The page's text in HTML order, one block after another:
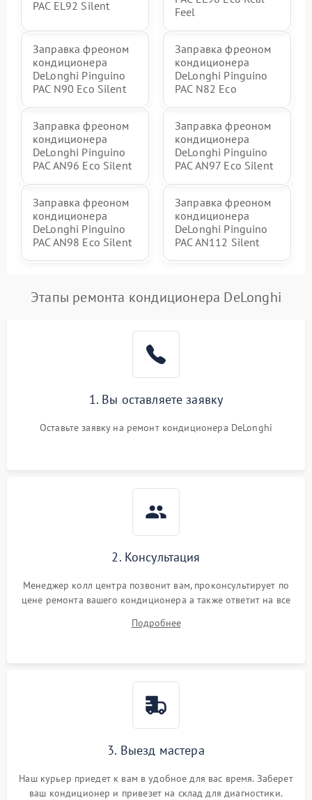
PAC EL92 Silent
Feel
Заправка фреоном
кондиционера
DeLonghi Pinguino
PAC N90 Eco Silent
Заправка фреоном
кондиционера
DeLonghi Pinguino
PAC N82 Eco
Заправка фреоном
кондиционера
DeLonghi Pinguino
PAC AN96 Eco Silent
Заправка фреоном
кондиционера
DeLonghi Pinguino
PAC AN97 Eco Silent
Заправка фреоном
кондиционера
DeLonghi Pinguino
PAC AN98 Eco Silent
Заправка фреоном
кондиционера
DeLonghi Pinguino
PAC AN112 Silent
Этапы ремонта кондиционера DeLonghi
1. Вы оставляете заявку
Оставьте заявку на ремонт кондиционера DeLonghi
2. Консультация
Менеджер колл центра позвонит вам, проконсультирует по
цене ремонта вашего кондиционера а также ответит на все
Подробнее
3. Выезд мастера
Наш курьер приедет к вам в удобное для вас время. Заберет
ваш кондиционер и привезет на склад для диагностики.